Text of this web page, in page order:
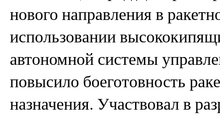
нового направления в
использовании
автономной системы
повысило боеготовность
назначения. Участвовал в